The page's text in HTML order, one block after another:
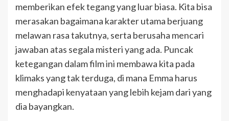
memberikan efek tegang yang luar biasa. Kita bisa
merasakan bagaimana karakter utama berjuang
melawan rasa takutnya, serta berusaha mencari
jawaban atas segala misteri yang ada. Puncak
ketegangan dalam film ini membawa kita pada
klimaks yang tak terduga, di mana Emma harus
menghadapi kenyataan yang lebih kejam dari yang
dia bayangkan.